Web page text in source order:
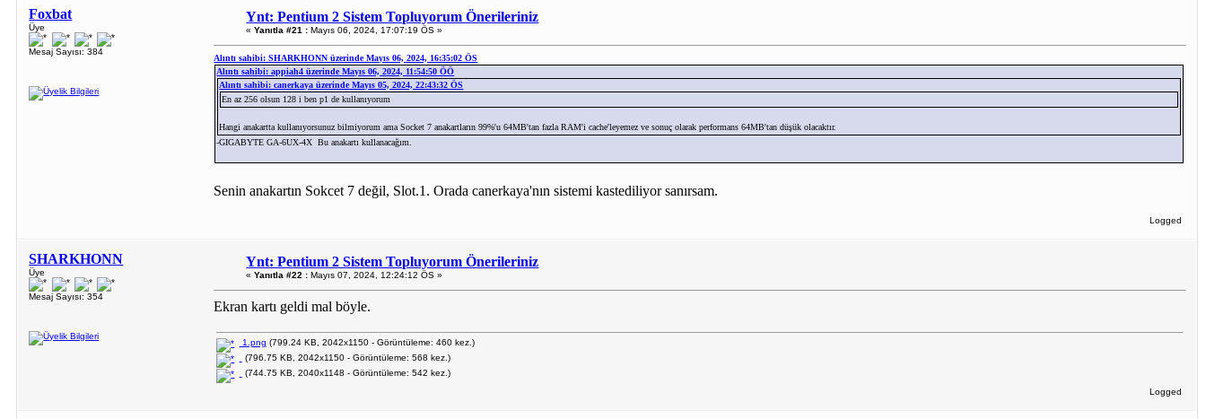
Foxbat
Üye
Mesaj Sayısı: 384
Ynt: Pentium 2 Sistem Topluyorum Önerileriniz
«Yanıtla #21 : Mayıs 06, 2024, 17:07:19 ÖS »
Alıntı sahibi: SHARKHONN üzerinde Mayıs 06, 2024, 16:35:02 ÖS
Alıntı sahibi: appiah4 üzerinde Mayıs 06, 2024, 11:54:50 ÖÖ
Alıntı sahibi: canerkaya üzerinde Mayıs 05, 2024, 22:43:32 ÖS
En az 256 olsun 128 i ben p1 de kullanıyorum
Hangi anakartta kullanıyorsunuz bilmiyorum ama Socket 7 anakartların 99%'u 64MB'tan fazla RAM'i cache'leyemez ve sonuç olarak performans 64MB'tan düşük olacaktır.
-GIGABYTE GA-6UX-4X Bu anakartı kullanacağım.
Senin anakartın Sokcet 7 değil, Slot.1. Orada canerkaya'nın sistemi kastediliyor sanırsam.
Logged
SHARKHONN
Üye
Mesaj Sayısı: 354
Ynt: Pentium 2 Sistem Topluyorum Önerileriniz
«Yanıtla #22 : Mayıs 07, 2024, 12:24:12 ÖS »
Ekran kartı geldi mal böyle.
1.png (799.24 KB, 2042x1150 - Görüntüleme: 460 kez.)
(796.75 KB, 2042x1150 - Görüntüleme: 568 kez.)
(744.75 KB, 2040x1148 - Görüntüleme: 542 kez.)
Logged